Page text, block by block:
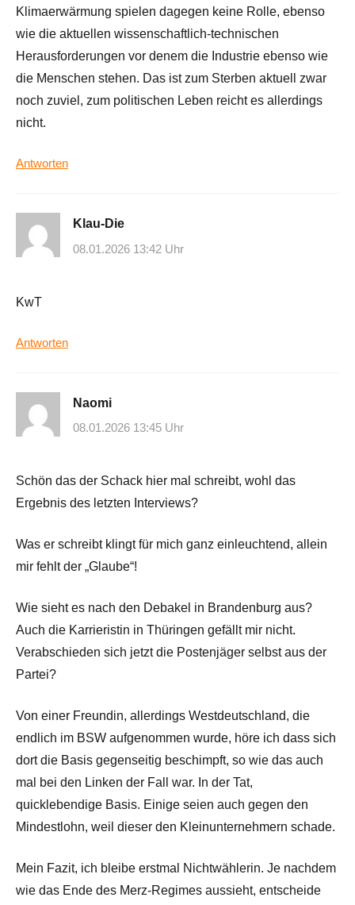
Klimaerwärmung spielen dagegen keine Rolle, ebenso
wie die aktuellen wissenschaftlich-technischen
Herausforderungen vor denem die Industrie ebenso wie
die Menschen stehen. Das ist zum Sterben aktuell zwar
noch zuviel, zum politischen Leben reicht es allerdings
nicht.
Antworten
Klau-Die
08.01.2026 13:42 Uhr
KwT
Antworten
Naomi
08.01.2026 13:45 Uhr
Schön das der Schack hier mal schreibt, wohl das
Ergebnis des letzten Interviews?
Was er schreibt klingt für mich ganz einleuchtend, allein
mir fehlt der „Glaube“!
Wie sieht es nach den Debakel in Brandenburg aus?
Auch die Karrieristin in Thüringen gefällt mir nicht.
Verabschieden sich jetzt die Postenjäger selbst aus der
Partei?
Von einer Freundin, allerdings Westdeutschland, die
endlich im BSW aufgenommen wurde, höre ich dass sich
dort die Basis gegenseitig beschimpft, so wie das auch
mal bei den Linken der Fall war. In der Tat,
quicklebendige Basis. Einige seien auch gegen den
Mindestlohn, weil dieser den Kleinunternehmern schade.
Mein Fazit, ich bleibe erstmal Nichtwählerin. Je nachdem
wie das Ende des Merz-Regimes aussieht, entscheide